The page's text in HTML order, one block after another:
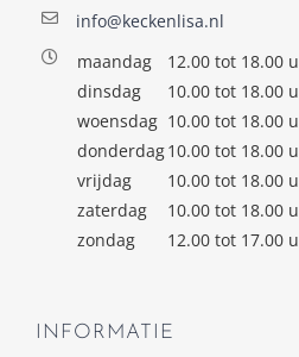
info@keckenlisa.nl
maandag
12.00 tot 18.00 u
dinsdag
10.00 tot 18.00 u
woensdag 10.00 tot 18.00 u
donderdag10.00 tot 18.00 u
vrijdag
10.00 tot 18.00 u
zaterdag
10.00 tot 18.00 u
zondag
12.00 tot 17.00 u
INFORMATIE